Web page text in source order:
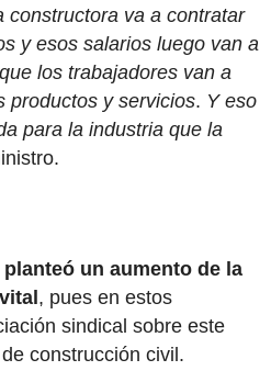
constructora va a contratar
y esos salarios luego van a
los trabajadores van a
productos y servicios. Y eso
para la industria que la
planteó un aumento de la
, pues en estos
sindical sobre este
construcción civil.